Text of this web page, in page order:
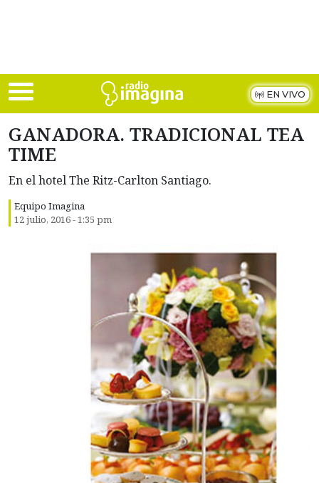
EN VIVO
GANADORA. TRADICIONAL TEA
TIME
En el hotel The Ritz-Carlton Santiago.
Equipo Imagina
12 julio, 2016 - 1:35 pm